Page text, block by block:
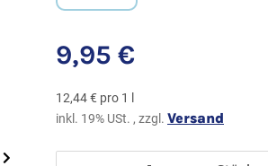
9,95 €
12,44 € pro 1 l
inkl. 19% USt. , zzgl. Versand